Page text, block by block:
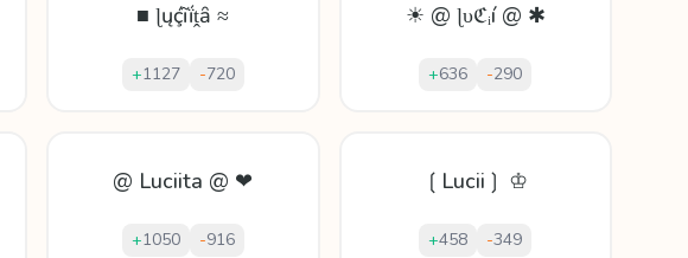
■ ɭųḉĩḯṱȃ ≈
+1127 -720
☀ @ ɭυℭᵢí @ ✱
+636 -290
@ Luciita @ ❤
+1050 -916
❲Lucii❳ ♔
+458 -349